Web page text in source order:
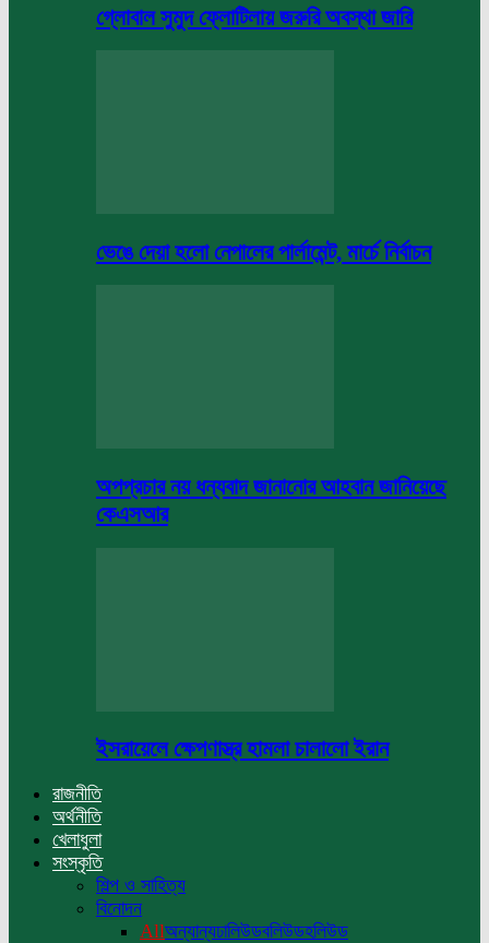
গ্লোবাল সুমুদ ফ্লোটিলায় জরুরি অবস্থা জারি
ভেঙে দেয়া হলো নেপালের পার্লামেন্ট, মার্চে নির্বাচন
অপপ্রচার নয় ধন্যবাদ জানানোর আহবান জানিয়েছে
কেএসআর
ইসরায়েলে ক্ষেপণাস্ত্র হামলা চালালো ইরান
রাজনীতি
অর্থনীতি
খেলাধুলা
সংস্কৃতি
শিল্প ও সাহিত্য
বিনোদন
Allঅন্যান্যঢালিউডবলিউডহলিউড